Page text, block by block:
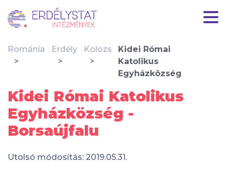
Románia Erdély Kolozs
Kidei Római
Katolikus
Egyházközség
Kidei Római Katolikus
Egyházközség -
Borsaújfalu
Utolsó módosítás: 2019.05.31.